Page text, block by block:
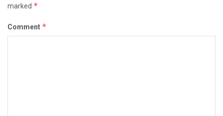
marked *
Comment *